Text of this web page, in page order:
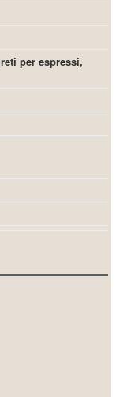
per espressi,